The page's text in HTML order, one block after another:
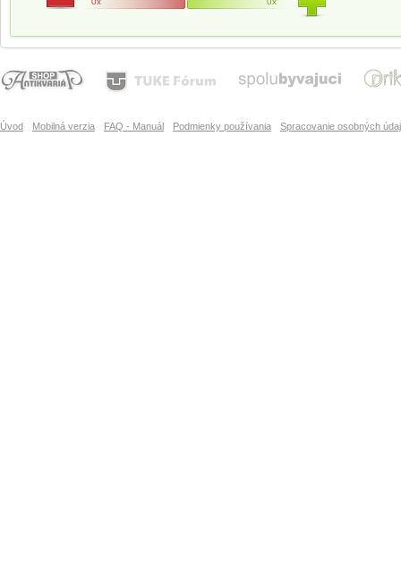
Úvod Mobilná verzia FAQ - Manuál Podmienky používania Spracovanie osobných